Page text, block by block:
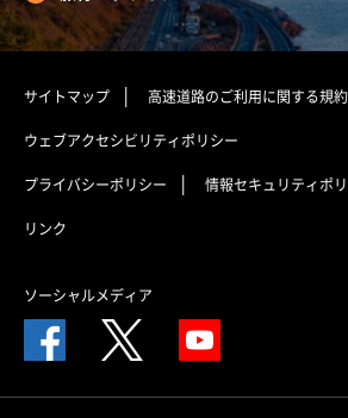
サイトマップ 高速道路のご利用に関する規
ウェブアクセシビリティポリシー
プライバシーポリシー 情報セキュリティポ
リンク
ソーシャルメディア